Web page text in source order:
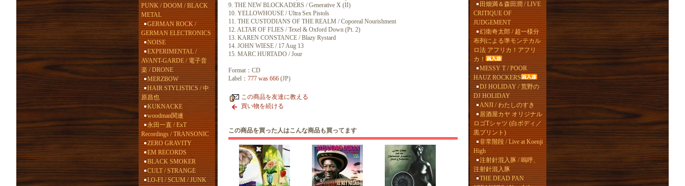
PUNK / DOOM / BLACK
METAL
GERMAN ROCK /
GERMAN ELECTRONICS
NOISE
EXPERIMENTAL /
AVANT-GARDE / 電子音
楽 / DRONE
MERZBOW
HAIR STYLISTICS / 中
原昌也
KUKNACKE
woodman関連
永田一直 / ExT
Recordings / TRANSONIC
ZERO GRAVITY
EM RECORDS
BLACK SMOKER
CULT / STRANGE
LO-FI / SCUM / JUNK
9. THE NEW BLOCKADERS / Generative X (II)
10. YELLOWHOUSE / Ultra Sex Pistols
11. THE CUSTODIANS OF THE REALM / Coporeal Nourishment
12. ALTAR OF FLIES / Texel & Oxford Down (Pt. 2)
13. KAREN CONSTANCE / Blazy Rystard
14. JOHN WIESE / 17 Aug 13
15. MARC HURTADO / Jour
Format：CD
Label： 777 was 666 (JP)
この商品を友達に教える
買い物を続ける
この商品を買った人はこんな商品も買ってます
田畑満＆森田潤 / LIVE
CRITIQUE OF
JUDGEMENT
幻衛奇太郎 / 超一様分
布列による準モンテカル
ロ法 アフリカ！アフリ
カ！
MESSY T / POOR
HAUZ ROCKERS
DJ HOLIDAY / 荒野の
DJ HOLIDAY
ANJI / わたしのすき
居酒屋カヤ オリジナル
ロゴTシャツ (白ボディ／
黒プリント)
非常階段 / Live at Koenji
High
注射針混入豚 / 嗚呼、
注射針混入豚
THE DEAD PAN